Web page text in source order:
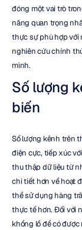
đóng một vai trò
năng quan trọng
thực sự phù hợp với
nghiên cứu chính
mình.
Số lượng
biến
Số lượng kênh trên
điện cực, tiếp xúc
thu thập dữ liệu từ
chi tiết hơn về hoạt
thể sử dụng hàng
thực tế hơn. Đối với
khổng lồ để có